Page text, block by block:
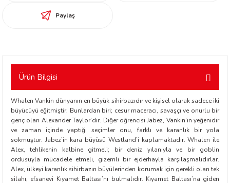
Paylaş
Ürün Bilgisi
Whalen Vankin dünyanın en büyük sihirbazıdır ve kişisel olarak sadece iki
büyücüyü eğitmiştir. Bunlardan biri; cesur maceracı, savaşçı ve onurlu bir
genç olan Alexander Taylor’dır. Diğer öğrencisi Jabez, Vankin’in yeğenidir
ve zaman içinde yaptığı seçimler onu, farklı ve karanlık bir yola
sokmuştur. Jabez’in kara büyüsü Westland’i kaplamaktadır. Whalen ile
Alex, tehlikenin kalbine gitmeli; bir deniz yılanıyla ve bir goblin
ordusuyla mücadele etmeli, gizemli bir ejderhayla karşılaşmalıdırlar.
Alex, ülkeyi karanlık sihirbazın büyülerinden korumak için gerekli olan tek
silahı, efsanevi Kıyamet Baltası’nı bulmalıdır. Kıyamet Baltası’na giden